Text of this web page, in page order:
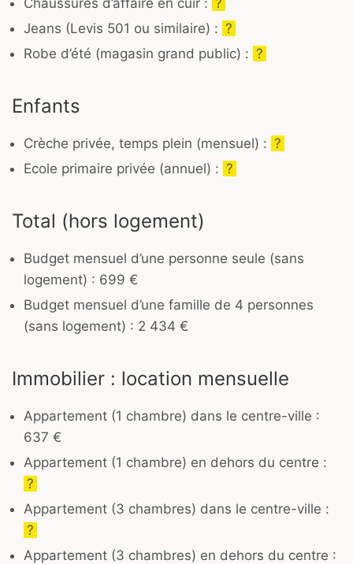
Jeans (Levis 501 ou similaire) : ?
Robe d’été (magasin grand public) : ?
Enfants
Crèche privée, temps plein (mensuel) : ?
Ecole primaire privée (annuel) : ?
Total (hors logement)
Budget mensuel d’une personne seule (sans
logement) : 699 €
Budget mensuel d’une famille de 4 personnes
(sans logement) : 2 434 €
Immobilier : location mensuelle
Appartement (1 chambre) dans le centre-ville :
637 €
Appartement (1 chambre) en dehors du centre :
?
Appartement (3 chambres) dans le centre-ville :
?
Appartement (3 chambres) en dehors du centre :